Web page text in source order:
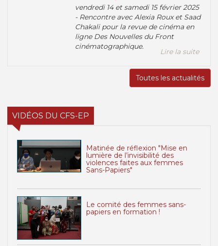
vendredi 14 et samedi 15 février 2025
- Rencontre avec Alexia Roux et Saad
Chakali pour la revue de cinéma en
ligne Des Nouvelles du Front
cinématographique.
Lire la suite
Toutes les actualités
VIDÉOS DU CFS-EP
Matinée de réflexion "Mise en
lumière de l’invisibilité des
violences faites aux femmes
Sans-Papiers"
Le comité des femmes sans-
papiers en formation !